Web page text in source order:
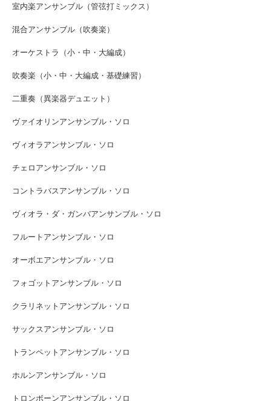
室内楽アンサンブル（管弦打ミックス）
混合アンサンブル（吹奏楽）
オーケストラ（小・中・大編成）
吹奏楽（小・中・大編成・基礎練習）
二重奏（異楽器デュエット）
ヴァイオリンアンサンブル・ソロ
ヴィオラアンサンブル・ソロ
チェロアンサンブル・ソロ
コントラバスアンサンブル・ソロ
ヴィオラ・ダ・ガンバアンサンブル・ソロ
フルートアンサンブル・ソロ
オーボエアンサンブル・ソロ
フォゴットアンサンブル・ソロ
クラリネットアンサンブル・ソロ
サックスアンサンブル・ソロ
トランペットアンサンブル・ソロ
ホルンアンサンブル・ソロ
トロンボーンアンサンブル・ソロ